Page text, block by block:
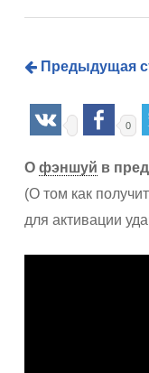
Предыдущая
0
О фэншуй в
(О том как
для активации